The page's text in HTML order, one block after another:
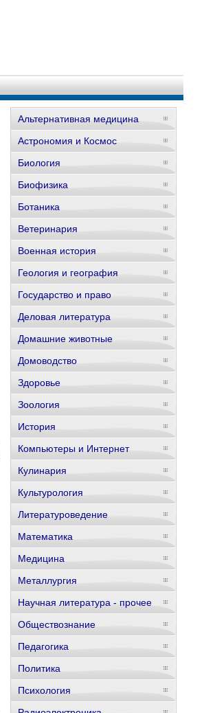
Альтернативная медицина
Астрономия и Космос
Биология
Биофизика
Ботаника
Ветеринария
Военная история
Геология и география
Государство и право
Деловая литература
Домашние животные
Домоводство
Здоровье
Зоология
История
Компьютеры и Интернет
Кулинария
Культурология
Литературоведение
Математика
Медицина
Металлургия
Научная литература - прочее
Обществознание
Педагогика
Политика
Психология